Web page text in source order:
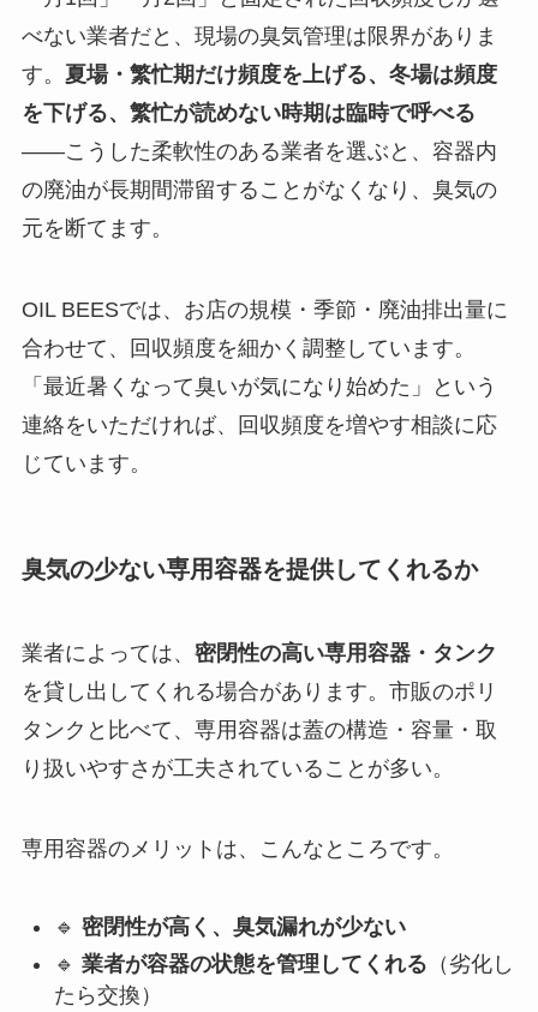
べない業者だと、現場の臭気管理は限界がありま
す。 夏場・繁忙期だけ頻度を上げる、冬場は頻度
を下げる、繁忙が読めない時期は臨時で呼べる
——こうした柔軟性のある業者を選ぶと、容器内
の廃油が長期間滞留することがなくなり、臭気の
元を断てます。
OIL BEESでは、お店の規模・季節・廃油排出量に
合わせて、回収頻度を細かく調整しています。
「最近暑くなって臭いが気になり始めた」という
連絡をいただければ、回収頻度を増やす相談に応
じています。
臭気の少ない専用容器を提供してくれるか
業者によっては、 密閉性の高い専用容器・タンク
を貸し出してくれる場合があります。市販のポリ
タンクと比べて、専用容器は蓋の構造・容量・取
り扱いやすさが工夫されていることが多い。
専用容器のメリットは、こんなところです。
🔹 密閉性が高く、臭気漏れが少ない
🔹 業者が容器の状態を管理してくれる （劣化し
たら交換）